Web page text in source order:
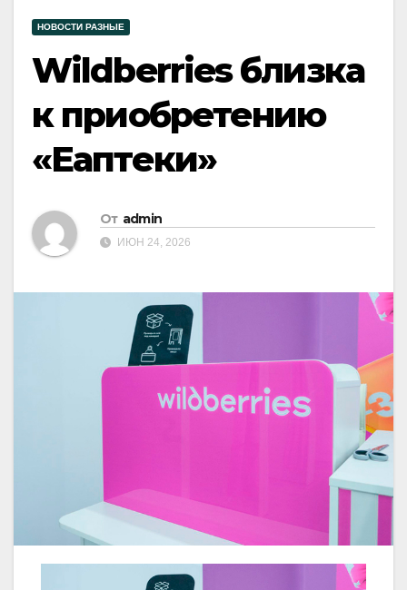
НОВОСТИ РАЗНЫЕ
Wildberries близка
к приобретению
«Еаптеки»
От admin
ИЮН 24, 2026